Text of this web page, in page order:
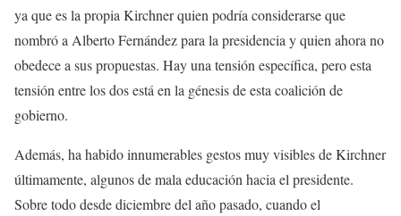
ya que es la propia Kirchner quien podría considerarse que
nombró a Alberto Fernández para la presidencia y quien ahora no
obedece a sus propuestas. Hay una tensión específica, pero esta
tensión entre los dos está en la génesis de esta coalición de
gobierno.
Además, ha habido innumerables gestos muy visibles de Kirchner
últimamente, algunos de mala educación hacia el presidente.
Sobre todo desde diciembre del año pasado, cuando el